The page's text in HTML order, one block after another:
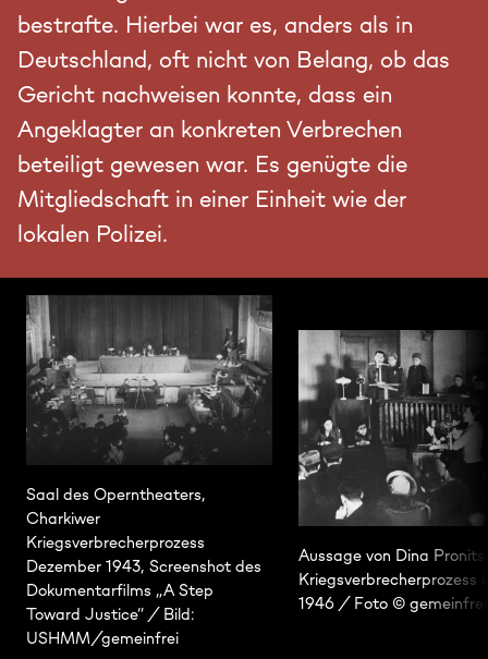
bestrafte. Hierbei war es, anders als in
Deutschland, oft nicht von Belang, ob das
Gericht nachweisen konnte, dass ein
Angeklagter an konkreten Verbrechen
beteiligt gewesen war. Es genügte die
Mitgliedschaft in einer Einheit wie der
lokalen Polizei.
Saal des Operntheaters,
Charkiwer
Kriegsverbrecherprozess
Dezember 1943, Screenshot des
Dokumentarfilms „A Step
Toward Justice“ / Bild:
USHMM/gemeinfrei
Aussage von Dina
Kriegsverbrecherprozess
1946 / Foto © gemeinfrei